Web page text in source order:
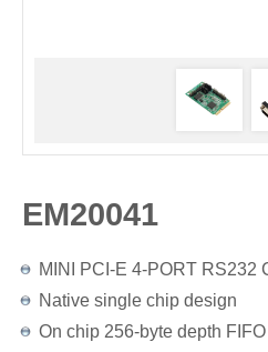
EM20041
MINI PCI-E 4-PORT RS232
Native single chip design
On chip 256-byte depth